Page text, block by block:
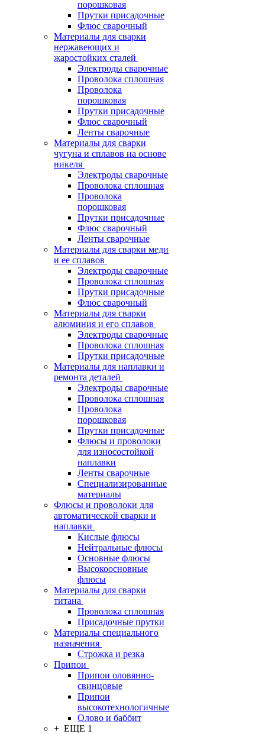
порошковая
Прутки присадочные
Флюс сварочный
Материалы для сварки
нержавеющих и
жаростойких сталей
Электроды сварочные
Проволока сплошная
Проволока
порошковая
Прутки присадочные
Флюс сварочный
Ленты сварочные
Материалы для сварки
чугуна и сплавов на основе
никеля
Электроды сварочные
Проволока сплошная
Проволока
порошковая
Прутки присадочные
Флюс сварочный
Ленты сварочные
Материалы для сварки меди
и ее сплавов
Электроды сварочные
Проволока сплошная
Прутки присадочные
Флюс сварочный
Материалы для сварки
алюминия и его сплавов
Электроды сварочные
Проволока сплошная
Прутки присадочные
Материалы для наплавки и
ремонта деталей
Электроды сварочные
Проволока сплошная
Проволока
порошковая
Прутки присадочные
Флюсы и проволоки
для износостойкой
наплавки
Ленты сварочные
Специализированные
материалы
Флюсы и проволоки для
автоматической сварки и
наплавки
Кислые флюсы
Нейтральные флюсы
Основные флюсы
Высокоосновные
флюсы
Материалы для сварки
титана
Проволока сплошная
Присадочные прутки
Материалы специального
назначения
Строжка и резка
Припои
Припои оловянно-
свинцовые
Припои
высокотехнологичные
Олово и баббит
+ ЕЩЕ 1